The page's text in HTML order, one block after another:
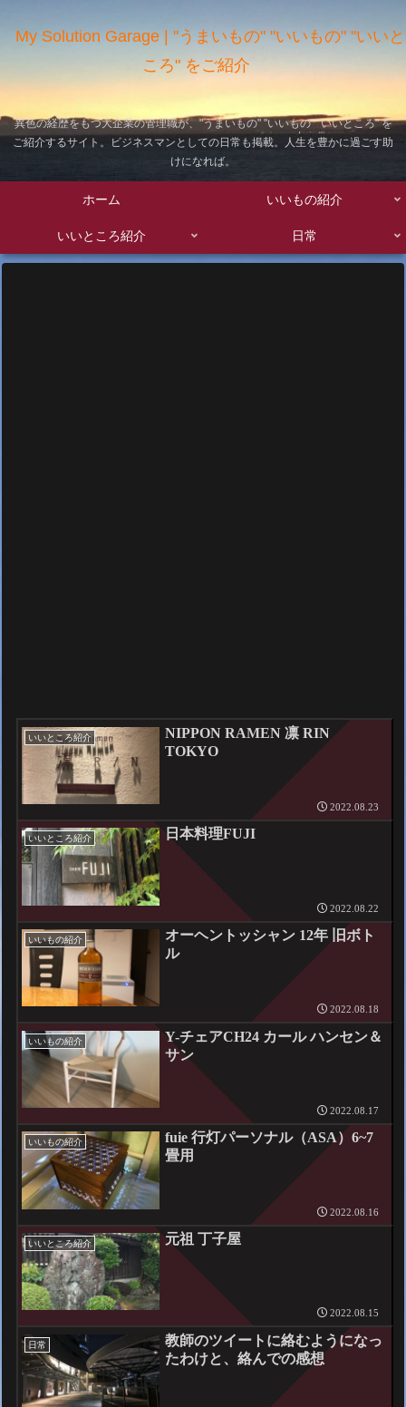
My Solution Garage | "うまいもの" "いいもの" "いいと
ころ" をご紹介
異色の経歴をもつ大企業の管理職が、"うまいもの" "いいもの" "いいところ" を
ご紹介するサイト。ビジネスマンとしての日常も掲載。人生を豊かに過ごす助
けになれば。
ホーム いいもの紹介
いいところ紹介 日常
いいところ紹介
NIPPON RAMEN 凛 RIN
TOKYO
2022.08.23
いいところ紹介 日本料理FUJI
2022.08.22
いいもの紹介
オーヘントッシャン 12年 旧ボト
ル
2022.08.18
いいもの紹介
Y-チェアCH24 カール ハンセン＆
サン
2022.08.17
いいもの紹介
fuie 行灯パーソナル（ASA）6~7
畳用
2022.08.16
いいところ紹介 元祖 丁子屋
2022.08.15
日常
教師のツイートに絡むようになっ
たわけと、絡んでの感想